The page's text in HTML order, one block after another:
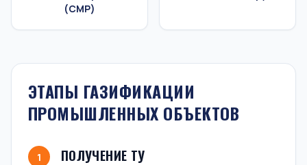
(СМР)
ЭТАПЫ ГАЗИФИКАЦИИ
ПРОМЫШЛЕННЫХ ОБЪЕКТОВ
1 ПОЛУЧЕНИЕ ТУ